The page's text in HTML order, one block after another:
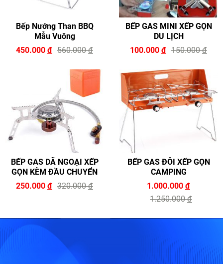
Bếp Nướng Than BBQ
Mẫu Vuông
450.000 đ 560.000đ
BẾP GAS MINI XẾP GỌN
DU LỊCH
100.000 đ 150.000đ
BẾP GAS DÃ NGOẠI XẾP
GỌN KÈM ĐẦU CHUYỂN
250.000 đ 320.000đ
BẾP GAS ĐÔI XẾP GỌN
CAMPING
1.000.000 đ
1.250.000đ